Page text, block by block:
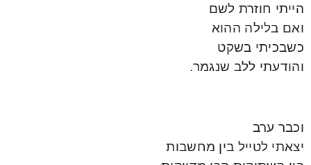
הייתי חוזרת לשם
ואם בלילה ההוא
כשבכיתי בשקט
והודעתי ללב שנגמר.
וכבר ערב
יצאתי לטייל בין מחשבות